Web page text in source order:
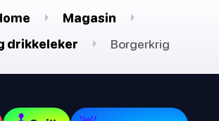
Magasin
drikkeleker
Borgerkrig